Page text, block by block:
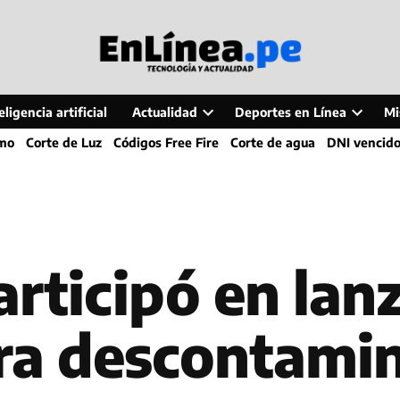
artificial Actualidad
Open
dropdown
Deportes en Línea
Open
dropdown
Corte de Luz Códigos Free Fire Corte de agua DNI vencido
en